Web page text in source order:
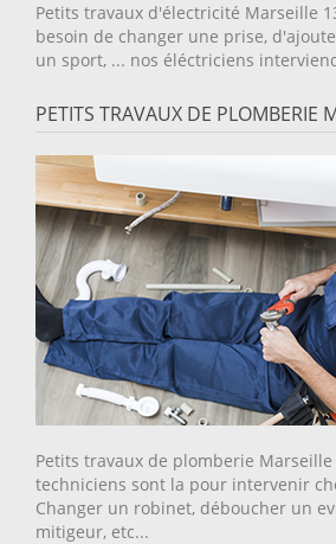
Petits travaux d'électricité Marseille
besoin de changer une prise,
un sport, ... nos éléctriciens
PETITS TRAVAUX DE PLOMBERIE
Petits travaux de plomberie Marseille
techniciens sont la pour intervenir
Changer un robinet, déboucher un
mitigeur, etc...